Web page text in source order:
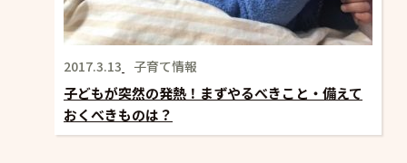
2017.3.13 子育て情報
子どもが突然の発熱！まずやるべきこと・備えて
おくべきものは？